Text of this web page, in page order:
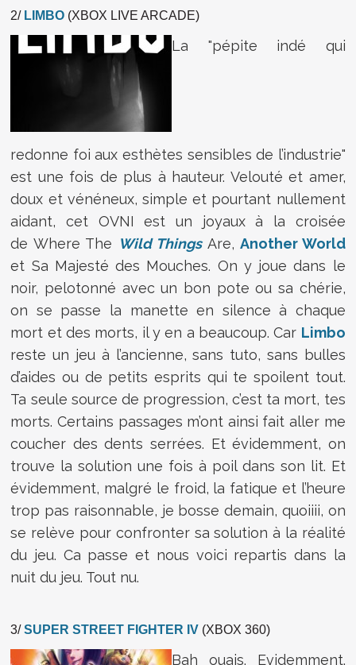
2/ LIMBO (XBOX LIVE ARCADE)
La "pépite indé qui
redonne foi aux esthètes sensibles de l’industrie"
est une fois de plus à hauteur. Velouté et amer,
doux et vénéneux, simple et pourtant nullement
aidant, cet OVNI est un joyaux à la croisée
de Where The Wild ThingsAre, Another World
et Sa Majesté des Mouches. On y joue dans le
noir, pelotonné avec un bon pote ou sa chérie,
on se passe la manette en silence à chaque
mort et des morts, il y en a beaucoup. Car Limbo
reste un jeu à l’ancienne, sans tuto, sans bulles
d’aides ou de petits esprits qui te spoilent tout.
Ta seule source de progression, c’est ta mort, tes
morts. Certains passages m’ont ainsi fait aller me
coucher des dents serrées. Et évidemment, on
trouve la solution une fois à poil dans son lit. Et
évidemment, malgré le froid, la fatique et l’heure
trop pas raisonnable, je bosse demain, quoiiii, on
se relève pour confronter sa solution à la réalité
du jeu. Ca passe et nous voici repartis dans la
nuit du jeu. Tout nu.
3/SUPER STREET FIGHTER IV (XBOX 360)
Bah ouais. Evidemment.